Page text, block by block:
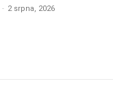
- 2 srpna, 2026